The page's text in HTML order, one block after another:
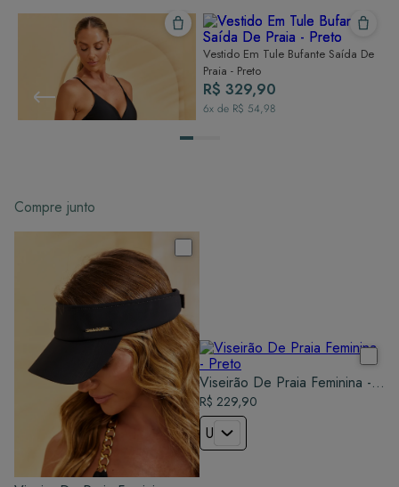
Para cores vibrantes: Lave as peças antes do primeiro uso e siga as
dicas acima para manter as cores radiantes.
Shorts Saída De Praia Feminino -
R$ 219,90
R$ 36,65
Vestido Em Tule Bufante Saída De
Praia - Preto
R$ 329,90
6x de R$ 54,98
Compre junto
Viseirão De Praia Feminina -
Preto
R$ 229,90
U